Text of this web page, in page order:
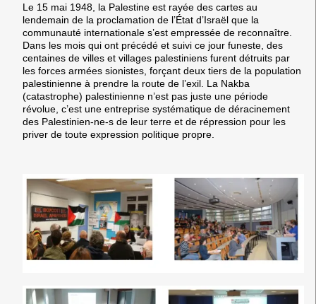
Le 15 mai 1948, la Palestine est rayée des cartes au
lendemain de la proclamation de l’État d’Israël que la
communauté internationale s’est empressée de reconnaître.
Dans les mois qui ont précédé et suivi ce jour funeste, des
centaines de villes et villages palestiniens furent détruits par
les forces armées sionistes, forçant deux tiers de la population
palestinienne à prendre la route de l’exil. La Nakba
(catastrophe) palestinienne n’est pas juste une période
révolue, c’est une entreprise systématique de déracinement
des Palestinien-ne-s de leur terre et de répression pour les
priver de toute expression politique propre.